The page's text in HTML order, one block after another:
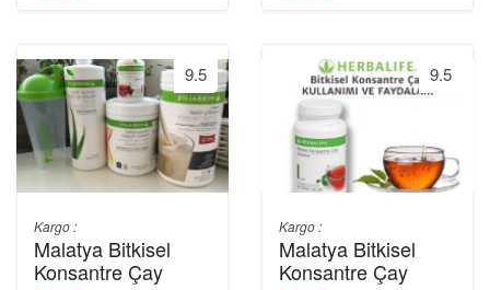
9.5
Kargo :
Malatya Bitkisel
Konsantre Çay
9.5
Kargo :
Malatya Bitkisel
Konsantre Çay